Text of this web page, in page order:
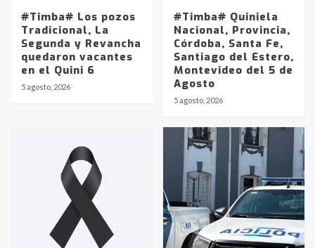
#Timba# Los pozos
Tradicional, La
Segunda y Revancha
quedaron vacantes
en el Quini 6
5 agosto, 2026
#Timba# Quiniela
Nacional, Provincia,
Córdoba, Santa Fe,
Santiago del Estero,
Montevideo del 5 de
Agosto
5 agosto, 2026
Identidad de los adolescentes
pampeanos que fueron
en la mañana del lunes
Accidente en Ruta 5: falleció un
joven de Trenque Lauquen